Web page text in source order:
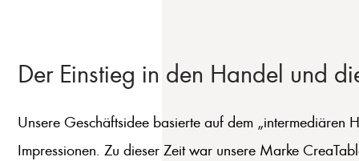
Der Einstieg in den Handel und
Unsere Geschäftsidee basierte auf dem
Impressionen. Zu dieser Zeit war unsere Marke